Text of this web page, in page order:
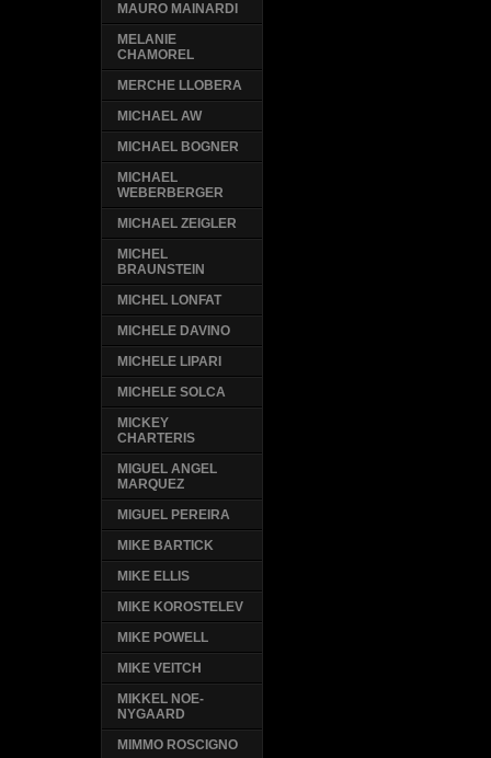
MAURO MAINARDI
MELANIE
CHAMOREL
MERCHE LLOBERA
MICHAEL AW
MICHAEL BOGNER
MICHAEL
WEBERBERGER
MICHAEL ZEIGLER
MICHEL
BRAUNSTEIN
MICHEL LONFAT
MICHELE DAVINO
MICHELE LIPARI
MICHELE SOLCA
MICKEY
CHARTERIS
MIGUEL ANGEL
MARQUEZ
MIGUEL PEREIRA
MIKE BARTICK
MIKE ELLIS
MIKE KOROSTELEV
MIKE POWELL
MIKE VEITCH
MIKKEL NOE-
NYGAARD
MIMMO ROSCIGNO